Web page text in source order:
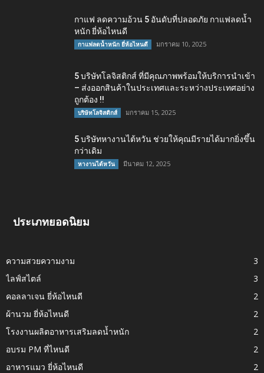
กาแฟ ลดความอ้วน 5 อันดับที่ปลอดภัย กาแฟลดน้ำ
หนัก ยี่ห้อไหนดี
กาแฟลดน้ำหนัก ยี่ห้อไหนดี มกราคม 10, 2025
5 บริษัทโลจิสติกส์ ที่มีคุณภาพพร้อมให้บริการนำเข้า
– ส่งออกสินค้าในประเทศและระหว่างประเทศอย่าง
ถูกต้อง !!
บริษัทโลจิสติกส์ มกราคม 15, 2025
5 บริษัทหางานไต้หวัน ช่วยให้คุณมีรายได้มากยิ่งขึ้น
กว่าเดิม
หางานไต้หวัน มีนาคม 12, 2025
ประเภทยอดนิยม
ความสวยความงาม
3
ไลฟ์สไตล์
3
คอลลาเจน ยี่ห้อไหนดี
2
ผ้านวม ยี่ห้อไหนดี
2
โรงงานผลิตอาหารเสริมลดน้ำหนัก
2
อบรม PM ที่ไหนดี
2
อาหารแมว ยี่ห้อไหนดี
2